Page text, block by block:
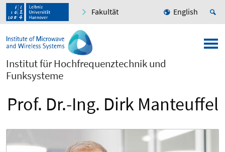
Fakultät English
Institut für Hochfrequenztechnik und
Funksysteme
Prof. Dr.-Ing. Dirk Manteuffel